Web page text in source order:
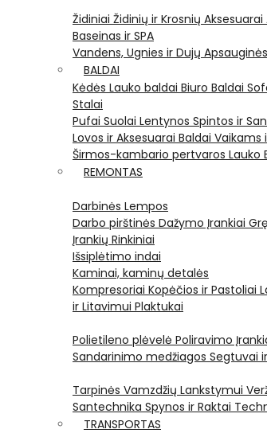
Židiniai Židinių ir Krosnių Aksesuarai
Baseinas ir SPA
Vandens, Ugnies ir Dujų
BALDAI
Kėdės Lauko baldai Biuro Baldai
Stalai
Pufai Suolai Lentynos Spintos ir
Lovos ir Aksesuarai Baldai Vaikams
Širmos-kambario pertvaros Lauko
REMONTAS
Darbinės Lempos
Darbo pirštinės Dažymo Įrankiai
Įrankių Rinkiniai
Išsiplėtimo indai
Kaminai, kaminų detalės
Kompresoriai Kopėčios ir Pastoliai
ir Litavimui Plaktukai
Polietileno plėvelė Poliravimo
Sandarinimo medžiagos Segtuvai
Tarpinės Vamzdžių Lankstymui
Santechnika Spynos ir Raktai
TRANSPORTAS